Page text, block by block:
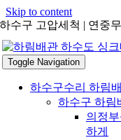
Skip to content
하수구 고압세척 | 연중
Toggle Navigation
하수구수리 하림
하수구 하림
의정
하게